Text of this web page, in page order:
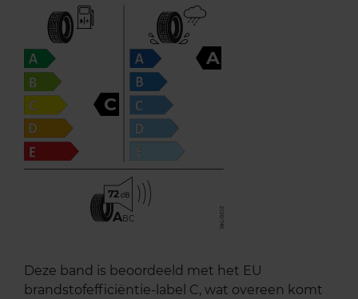
C
A
72
ABC
Deze band is beoordeeld met het EU
brandstofefficiëntie-label C, wat overeen komt